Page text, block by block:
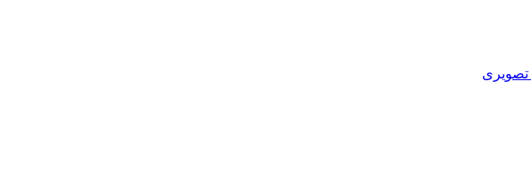
تصویری